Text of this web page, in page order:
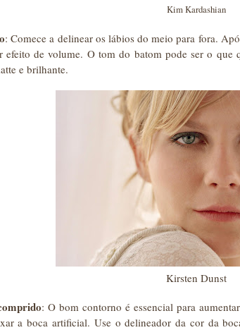
Kim Kardashian
: Comece a delinear os lábios do meio para fora.
efeito de volume. O tom do batom pode ser o que
e brilhante.
Kirsten Dunst
: O bom contorno é essencial para
a boca artificial. Use o delineador da cor da